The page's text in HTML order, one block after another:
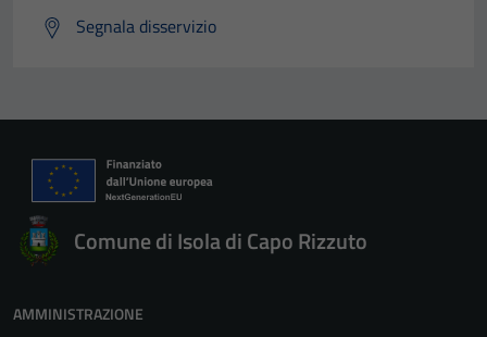
Segnala disservizio
Comune di Isola di Capo Rizzuto
AMMINISTRAZIONE